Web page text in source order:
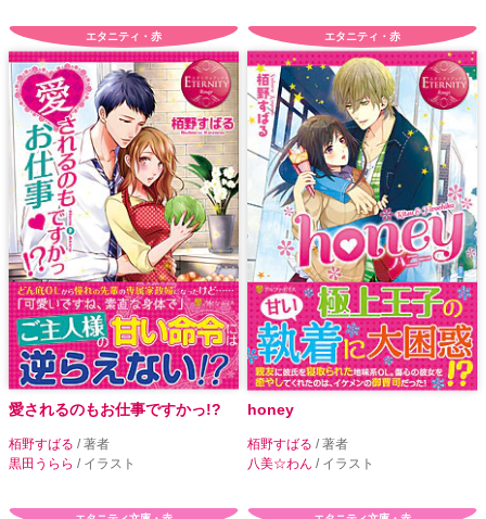
エタニティ・赤
愛されるのもお仕事ですかっ!?
栢野すばる / 著者
黒田うらら / イラスト
エタニティ・赤
honey
栢野すばる / 著者
八美☆わん / イラスト